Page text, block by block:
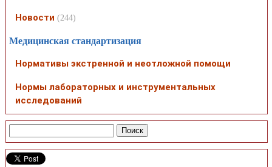
Новости (244)
Медицинская стандартизация
Нормативы экстренной и неотложной помощи
Нормы лабораторных и инструментальных
исследований